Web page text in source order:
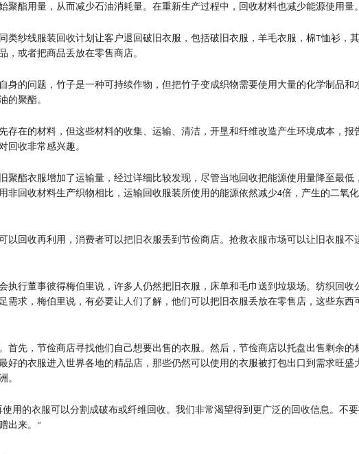
聚酯用量，从而减少石油消耗量。在重新生产过程中，回收材料也减少能源使用量。
类纱线服装回收计划让客户退回破旧衣服，包括破旧衣服，羊毛衣服，棉T恤衫，
，或者把商品丢放在零售商店。
身的问题，竹子是一种可持续作物，但把竹子变成织物需要使用大量的化学制品和
的聚酯。
存在的材料，但这些材料的收集、运输、清洁，开垦和纤维改造产生环境成本，报
回收非常感兴趣。
聚酯衣服增加了运输量，经过详细比较发现，尽管当地回收把能源使用量降至最低
非回收材料生产织物相比，运输回收服装所使用的能源依然减少4倍，产生的二氧
以回收再利用，消费者可以把旧衣服丢到节俭商店。抢救衣服市场可以让旧衣服不
执行董事彼得梅伯里说，许多人仍然把旧衣服，床单和毛巾送到垃圾场。纺织回收
需求，梅伯里说，有必要让人们了解，他们可以把旧衣服丢放在零售店，这些东西
首先，节俭商店寻找他们自己想要出售的衣服。然后，节俭商店以托盘出售剩余的
好的衣服进入世界各地的精品店，那些仍然可以使用的衣服被打包出口到需求旺盛
。
用的衣服可以分割成破布或纤维回收。我们非常渴望得到更广泛的回收信息。不
出来。”